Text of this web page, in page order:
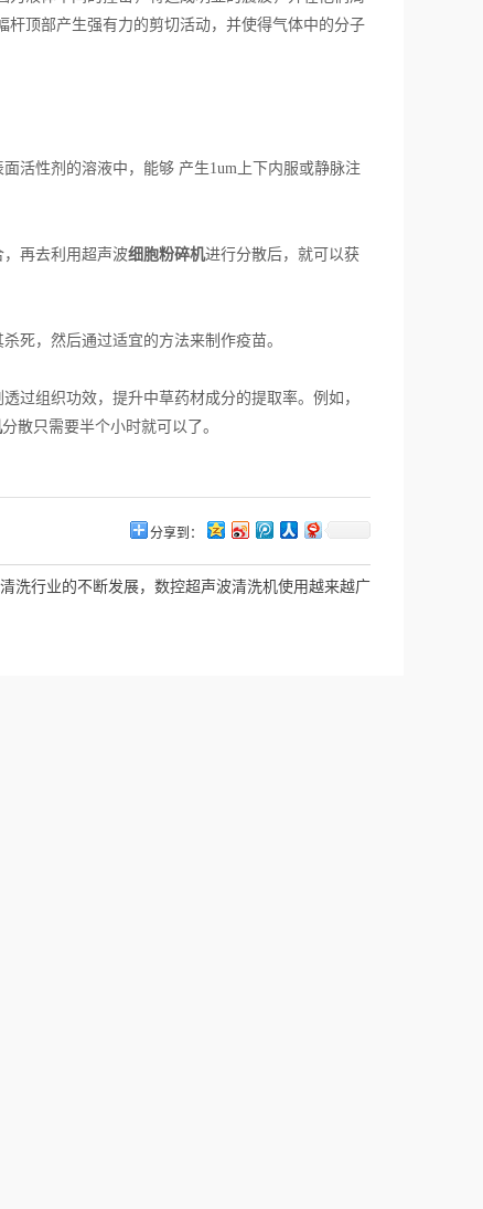
杆顶部产生强有力的剪切活动，并使得气体中的分子
活性剂的溶液中，能够 产生1um上下内服或静脉注
再去利用超声波细胞粉碎机进行分散后，就可以获
死，然后通过适宜的方法来制作疫苗。
过组织功效，提升中草药材成分的提取率。例如，
分散只需要半个小时就可以了。
分享到：
洗行业的不断发展，数控超声波清洗机使用越来越广